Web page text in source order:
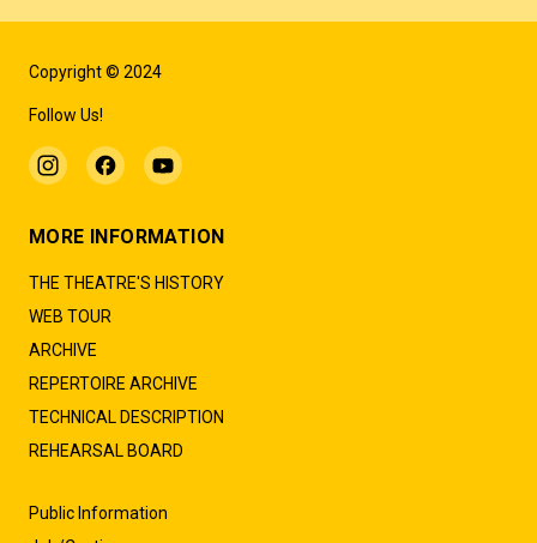
Copyright © 2024
Follow Us!
MORE INFORMATION
THE THEATRE'S HISTORY
WEB TOUR
ARCHIVE
REPERTOIRE ARCHIVE
TECHNICAL DESCRIPTION
REHEARSAL BOARD
Public Information